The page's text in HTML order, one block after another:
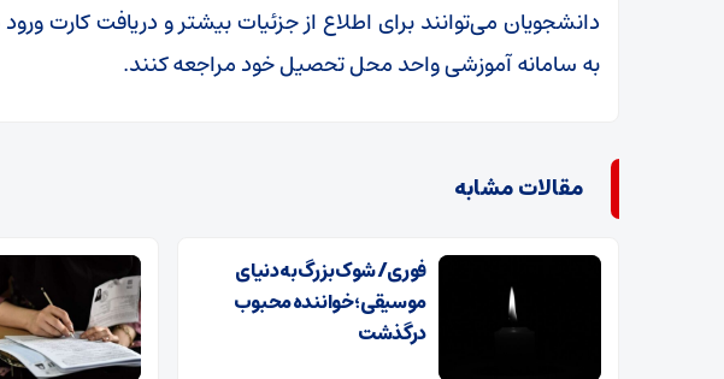
دانشجویان می‌توانند برای اطلاع از جزئیات بیشتر و دریافت کارت
به سامانه آموزشی واحد محل تحصیل خود مراجعه کنند.
مقالات مشابه
فوری/ شوک بزرگ به دنیای
موسیقی؛ خواننده محبوب
درگذشت